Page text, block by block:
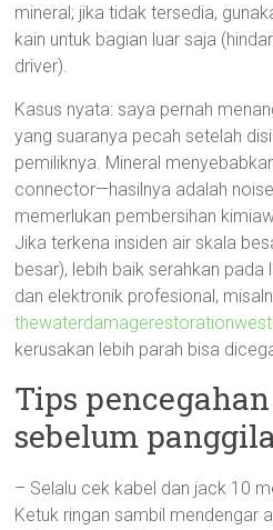
mineral; jika tidak tersedia,
kain untuk bagian luar saja
driver).
Kasus nyata: saya pernah
yang suaranya pecah setelah
pemiliknya. Mineral
connector—hasilnya adalah
memerlukan pembersihan
Jika terkena insiden air skala
besar), lebih baik serahkan
dan elektronik profesional,
kerusakan lebih parah bisa
Tips
sebelum
– Selalu cek kabel dan jack 10
Ketuk ringan sambil mendengar